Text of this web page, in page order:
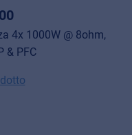
4x 1000W @ 8ohm,
& PFC